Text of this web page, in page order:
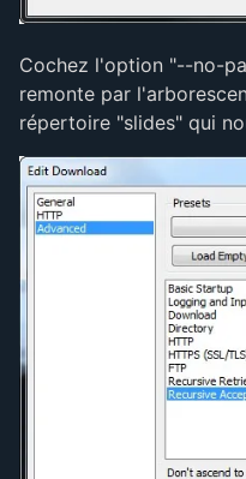
Cochez l'option "--no-
remonte par
répertoire "slides" qui